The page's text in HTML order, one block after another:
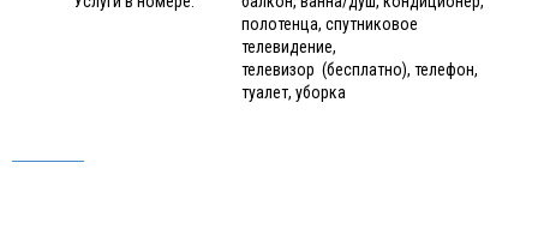
полотенца, спутниковое
телевидение,
телевизор (бесплатно), телефон,
туалет, уборка